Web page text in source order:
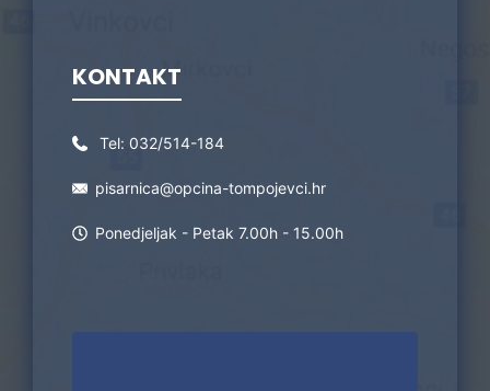
KONTAKT
Tel: 032/514-184
pisarnica@opcina-tompojevci.hr
Ponedjeljak - Petak 7.00h - 15.00h